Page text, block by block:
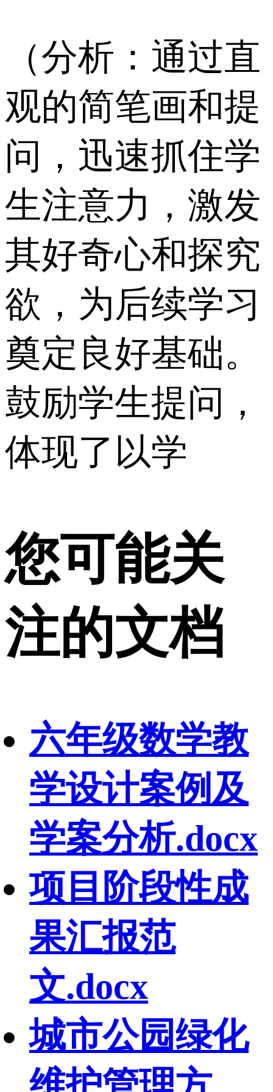
（分析：通过直
观的简笔画和提
问，迅速抓住学
生注意力，激发
其好奇心和探究
欲，为后续学习
奠定良好基础。
鼓励学生提问，
体现了以学
您可能关
注的文档
六年级数学教
学设计案例及
学案分析.docx
项目阶段性成
果汇报范
文.docx
城市公园绿化